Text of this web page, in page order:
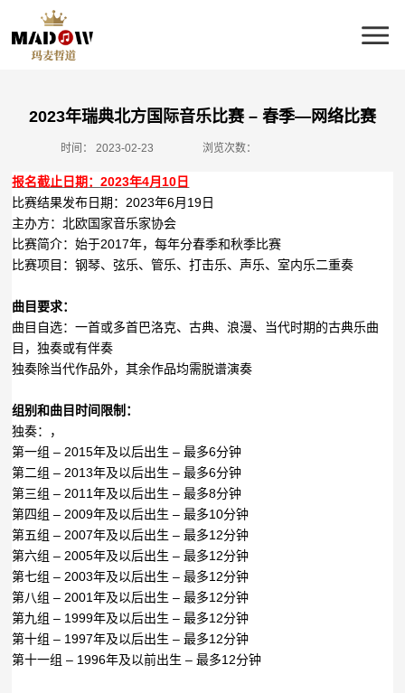
2023年瑞典北方国际音乐比赛 – 春季—网络比赛
时间： 2023-02-23 浏览次数：
报名截止日期：2023年4月10日
比赛结果发布日期：2023年6月19日
主办方：北欧国家音乐家协会
比赛简介：始于2017年，每年分春季和秋季比赛
比赛项目：钢琴、弦乐、管乐、打击乐、声乐、室内乐二重奏
曲目要求：
曲目自选：一首或多首巴洛克、古典、浪漫、当代时期的古典乐曲
目，独奏或有伴奏
独奏除当代作品外，其余作品均需脱谱演奏
组别和曲目时间限制：
独奏：，
第一组 – 2015年及以后出生 – 最多6分钟
第二组 – 2013年及以后出生 – 最多6分钟
第三组 – 2011年及以后出生 – 最多8分钟
第四组 – 2009年及以后出生 – 最多10分钟
第五组 – 2007年及以后出生 – 最多12分钟
第六组 – 2005年及以后出生 – 最多12分钟
第七组 – 2003年及以后出生 – 最多12分钟
第八组 – 2001年及以后出生 – 最多12分钟
第九组 – 1999年及以后出生 – 最多12分钟
第十组 – 1997年及以后出生 – 最多12分钟
第十一组 – 1996年及以前出生 – 最多12分钟